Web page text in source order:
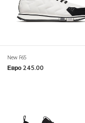
New F65
Евро 245.00